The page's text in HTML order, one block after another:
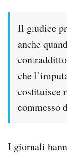
Il giudice
anche
che
costituisce
commesso
I giornali